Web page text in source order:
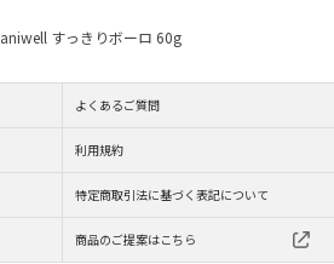
aniwell すっきりボーロ 60g
よくあるご質問
利用規約
特定商取引法に基づく表記について
商品のご提案はこちら